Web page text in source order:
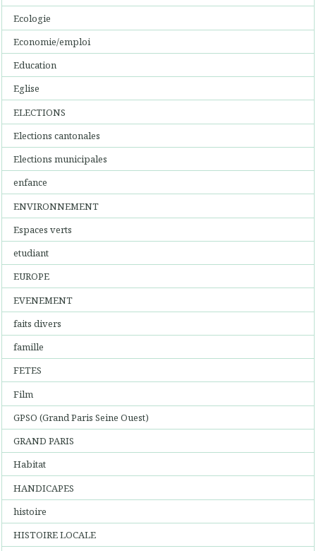
Ecologie
Economie/emploi
Education
Eglise
ELECTIONS
Elections cantonales
Elections municipales
enfance
ENVIRONNEMENT
Espaces verts
etudiant
EUROPE
EVENEMENT
faits divers
famille
FETES
Film
GPSO (Grand Paris Seine Ouest)
GRAND PARIS
Habitat
HANDICAPES
histoire
HISTOIRE LOCALE